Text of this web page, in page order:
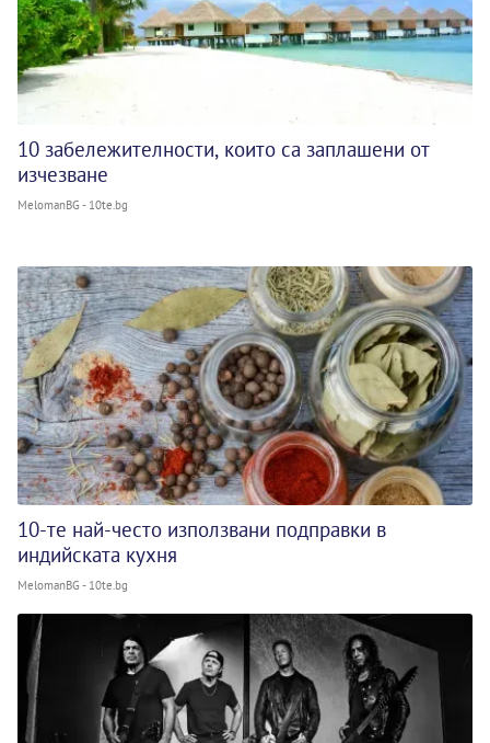
10 забележителности, които са заплашени от
изчезване
MelomanBG - 10te.bg
10-те най-често използвани подправки в
индийската кухня
MelomanBG - 10te.bg